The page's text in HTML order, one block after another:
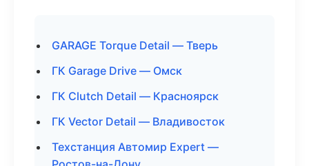
GARAGE Torque Detail — Тверь
ГК Garage Drive — Омск
ГК Clutch Detail — Красноярск
ГК Vector Detail — Владивосток
Техстанция Автомир Expert —